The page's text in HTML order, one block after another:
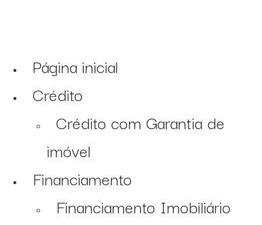
Página inicial
Crédito
Crédito com Garantia de
imóvel
Financiamento
Financiamento Imobiliário